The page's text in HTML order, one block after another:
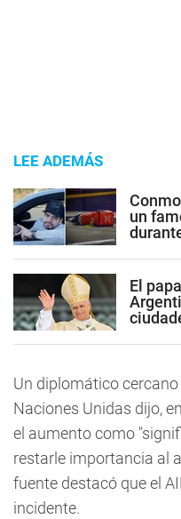
LEE ADEMÁS
un
El
Un diplomático
Naciones Unidas dijo,
el aumento como
restarle importancia al
fuente destacó que el
incidente.